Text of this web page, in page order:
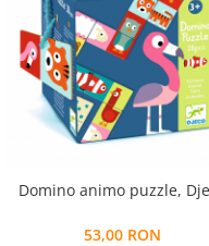
Domino animo puzzle,
53,00 RON